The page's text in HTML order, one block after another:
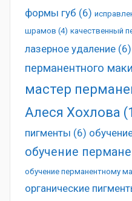
формы губ (6)
шрамов (4) качественный
лазерное удаление (6)
перманентного
мастер
Алеся Хохлова
пигменты (6)
обучение
обучение перманентному
органические